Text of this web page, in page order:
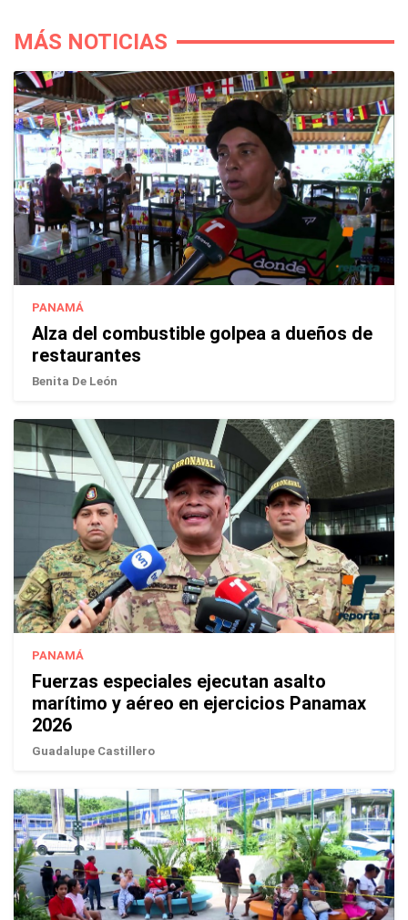
MÁS NOTICIAS
PANAMÁ
Alza del combustible golpea a dueños de
restaurantes
Benita De León
PANAMÁ
Fuerzas especiales ejecutan asalto
marítimo y aéreo en ejercicios Panamax
2026
Guadalupe Castillero